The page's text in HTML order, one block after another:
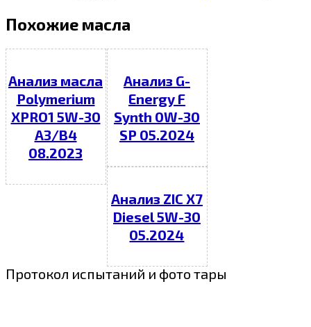
Похожие масла
Анализ масла
Polymerium
XPRO1 5W-30
A3/B4
08.2023
Анализ G-
Energy F
Synth 0W-30
SP 05.2024
Анализ ZIC X7
Diesel 5W-30
05.2024
Протокол испытаний и фото тары